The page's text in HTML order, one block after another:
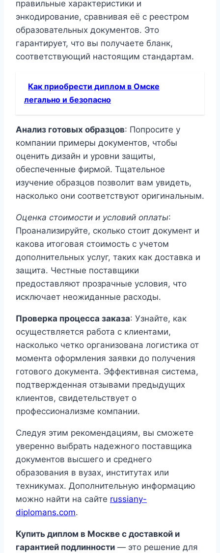
правильные характеристики и
энкодирование, сравнивая её с реестром
образовательных документов. Это
гарантирует, что вы получаете бланк,
соответствующий настоящим стандартам.
Как приобрести диплом в Омске
легально и безопасно
Анализ готовых образцов: Попросите у
компании примеры документов, чтобы
оценить дизайн и уровни защиты,
обеспеченные фирмой. Тщательное
изучение образцов позволит вам увидеть,
насколько они соответствуют оригинальным.
Оценка стоимости и условий оплаты:
Проанализируйте, сколько стоит документ и
какова итоговая стоимость с учетом
дополнительных услуг, таких как доставка и
защита. Честные поставщики
предоставляют прозрачные условия, что
исключает неожиданные расходы.
Проверка процесса заказа: Узнайте, как
осуществляется работа с клиентами,
насколько четко организована логистика от
момента оформления заявки до получения
готового документа. Эффективная система,
подтвержденная отзывами предыдущих
клиентов, свидетельствует о
профессионализме компании.
Следуя этим рекомендациям, вы сможете
уверенно выбрать надежного поставщика
документов высшего и среднего
образования в вузах, институтах или
техникумах. Дополнительную информацию
можно найти на сайте russiany-
diplomans.com.
Купить диплом в Москве с доставкой и
гарантией подлинности — это решение для